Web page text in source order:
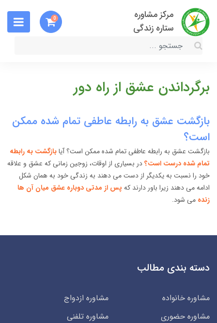
مرکز مشاوره
ستاره زندگی
0
برگرداندن عشق از راه دور
بازگشت عشق به رابطه عاطفی تمام شده ممکن
است؟
بازگشت عشق به رابطه عاطفی تمام شده ممکن است؟ آیابازگشت به رابطه
تمام شده درست است؟در بسیاری از اوقات، زوجین زمانی که عشق و علاقه
خود را نسبت به یکدیگر از دست می دهند به زندگی خود به همان شکل
ادامه می دهند زیرا باور دارند که پس از مدتی دوباره عشق میان آن ها
زنده می شود.
دسته بندی مطالب
مشاوره خانواده
مشاوره ازدواج
مشاوره حضوری
مشاوره تلفنی